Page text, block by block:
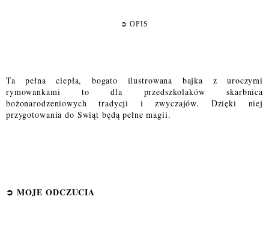
➲ OPIS
Ta pełna ciepła, bogato ilustrowana bajka z uroczymi
rymowankami to dla przedszkolaków skarbnica
bożonarodzeniowych tradycji i zwyczajów. Dzięki niej
przygotowania do Świąt będą pełne magii.
➲ MOJE ODCZUCIA